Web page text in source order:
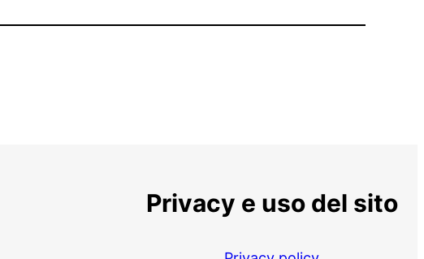
Privacy e uso del sito